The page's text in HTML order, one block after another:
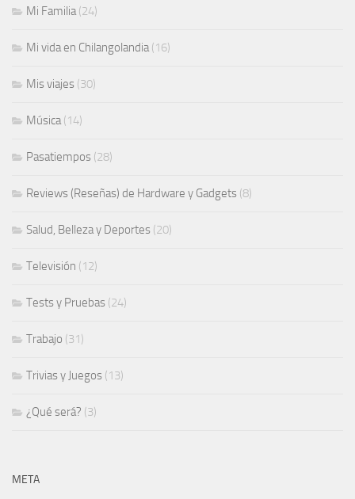
Mi Familia (24)
Mi vida en Chilangolandia (16)
Mis viajes (30)
Música (14)
Pasatiempos (28)
Reviews (Reseñas) de Hardware y Gadgets (8)
Salud, Belleza y Deportes (20)
Televisión (12)
Tests y Pruebas (24)
Trabajo (31)
Trivias y Juegos (13)
¿Qué será? (3)
META